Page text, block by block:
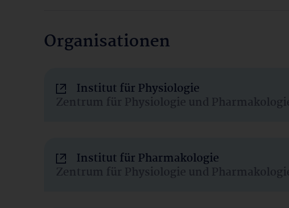
Organisationen
Institut für Physiologie
Zentrum für Physiologie und
Institut für Pharmakologie
Zentrum für Physiologie und